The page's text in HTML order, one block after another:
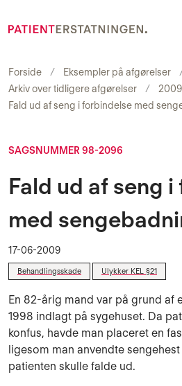
Forside
Eksempler på afgørelser
Arkiv over tidligere afgørelser
2009
Fald ud af seng i forbindelse med
SAGSNUMMER 98-2096
Fald ud af seng
med
17-06-2009
Behandlingsskade Ulykker KEL §21
En 82-årig mand var på grund af
1998 indlagt på sygehu­set. Da
konfus, havde man placeret en
ligesom man an­vendte
patienten skulle falde ud.